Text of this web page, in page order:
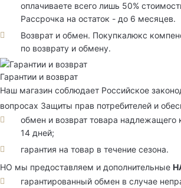
оплачиваете всего лишь 50%
Рассрочка на остаток - до 6 месяцев.
Возврат и обмен. Покупкалюкс
по возврату и обмену.
Гарантии и возврат
Наш магазин соблюдает Российское
вопросах Защиты прав потребителей и
обмен и возврат товара надлежащего
14 дней;
гарантия на товар в течение сезона.
НО мы предоставляем и дополнительные
гарантированный обмен в случае